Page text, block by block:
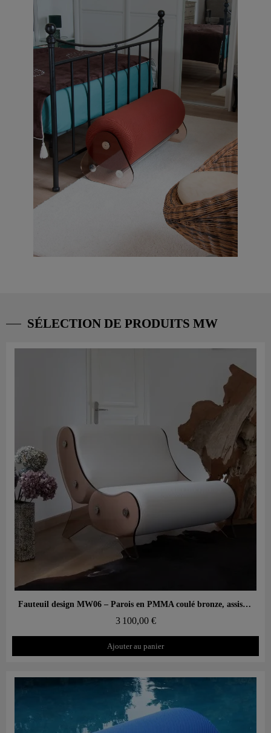
SÉLECTION DE PRODUITS MW
Aperçu rapide Fauteuil design MW06 – Parois en PMMA coulé bronze, assise en mousse
3 100,00 €
Ajouter au panier